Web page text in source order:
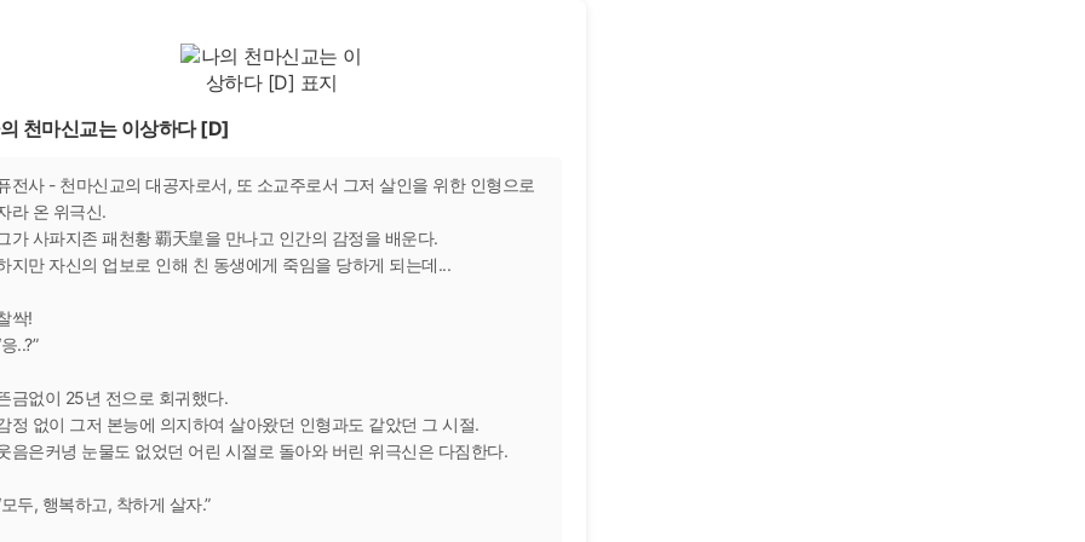
천마신교는 이상하다 [D]
전사 - 천마신교의 대공자로서, 또 소교주로서 그저 살인을 위한 인형으로
라 온 위극신.
가 사파지존 패천황 覇天皇을 만나고 인간의 감정을 배운다.
지만 자신의 업보로 인해 친 동생에게 죽임을 당하게 되는데...
싹!
..?”
금없이 25년 전으로 회귀했다.
정 없이 그저 본능에 의지하여 살아왔던 인형과도 같았던 그 시절.
음은커녕 눈물도 없었던 어린 시절로 돌아와 버린 위극신은 다짐한다.
모두, 행복하고, 착하게 살자.”